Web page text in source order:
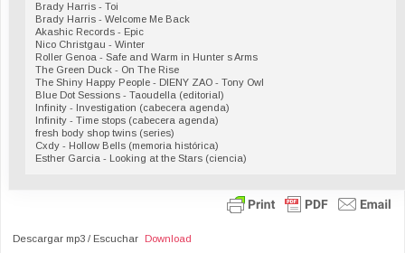
Brady Harris - Toi
Brady Harris - Welcome Me Back
Akashic Records - Epic
Nico Christgau - Winter
Roller Genoa - Safe and Warm in Hunter s Arms
The Green Duck - On The Rise
The Shiny Happy People - DIENY ZAO - Tony Owl
Blue Dot Sessions - Taoudella (editorial)
Infinity - Investigation (cabecera agenda)
Infinity - Time stops (cabecera agenda)
fresh body shop twins (series)
Cxdy - Hollow Bells (memoria histórica)
Esther Garcia - Looking at the Stars (ciencia)
Descargar mp3 / Escuchar Download